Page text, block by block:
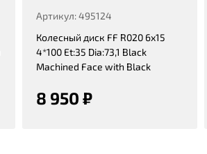
Артикул: 495124
Колесный диск FF R020 6x15
4*100 Et:35 Dia:73,1 Black
Machined Face with Black
8 950 ₽